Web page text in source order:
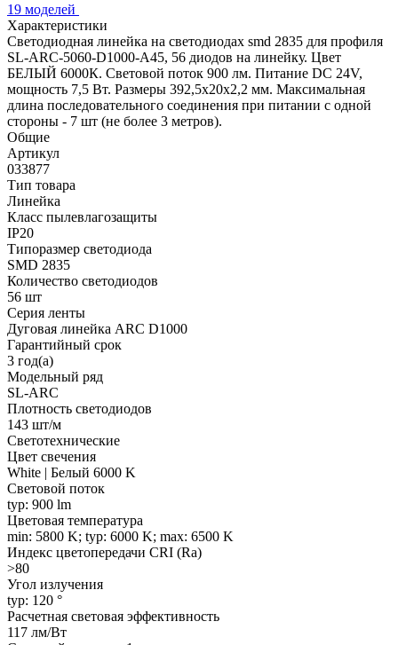
19 моделей
Характеристики
Светодиодная линейка на светодиодах smd 2835 для профиля
SL-ARC-5060-D1000-A45, 56 диодов на линейку. Цвет
БЕЛЫЙ 6000К. Световой поток 900 лм. Питание DC 24V,
мощность 7,5 Вт. Размеры 392,5х20х2,2 мм. Максимальная
длина последовательного соединения при питании с одной
стороны - 7 шт (не более 3 метров).
Общие
Артикул
033877
Тип товара
Линейка
Класс пылевлагозащиты
IP20
Типоразмер светодиода
SMD 2835
Количество светодиодов
56 шт
Серия ленты
Дуговая линейка ARC D1000
Гарантийный срок
3 год(а)
Модельный ряд
SL-ARC
Плотность светодиодов
143 шт/м
Светотехнические
Цвет свечения
White | Белый 6000 K
Световой поток
typ: 900 lm
Цветовая температура
min: 5800 K; typ: 6000 K; max: 6500 K
Индекс цветопередачи CRI (Ra)
>80
Угол излучения
typ: 120 °
Расчетная световая эффективность
117 лм/Вт